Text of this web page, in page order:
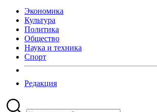
Экономика
Культура
Политика
Общество
Наука и техника
Спорт
Редакция